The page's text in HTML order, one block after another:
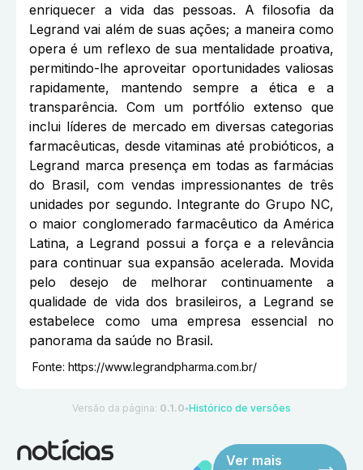
enriquecer a vida das pessoas. A filosofia da
Legrand vai além de suas ações; a maneira como
opera é um reflexo de sua mentalidade proativa,
permitindo-lhe aproveitar oportunidades valiosas
rapidamente, mantendo sempre a ética e a
transparência. Com um portfólio extenso que
inclui líderes de mercado em diversas categorias
farmacêuticas, desde vitaminas até probióticos, a
Legrand marca presença em todas as farmácias
do Brasil, com vendas impressionantes de três
unidades por segundo. Integrante do Grupo NC,
o maior conglomerado farmacêutico da América
Latina, a Legrand possui a força e a relevância
para continuar sua expansão acelerada. Movida
pelo desejo de melhorar continuamente a
qualidade de vida dos brasileiros, a Legrand se
estabelece como uma empresa essencial no
panorama da saúde no Brasil.
Fonte: https://www.legrandpharma.com.br/
Versão da página: 0.1.0 ●Histórico de versões
notícias
Ver mais